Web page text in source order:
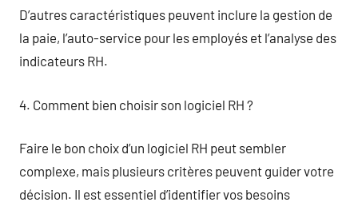
D’autres caractéristiques peuvent inclure la gestion de
la paie, l’auto-service pour les employés et l’analyse des
indicateurs RH.
4. Comment bien choisir son logiciel RH ?
Faire le bon choix d’un logiciel RH peut sembler
complexe, mais plusieurs critères peuvent guider votre
décision. Il est essentiel d’identifier vos besoins